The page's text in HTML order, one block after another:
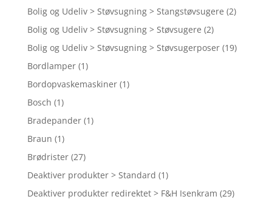
Bolig og Udeliv > Støvsugning > Stangstøvsugere (2)
Bolig og Udeliv > Støvsugning > Støvsugere (2)
Bolig og Udeliv > Støvsugning > Støvsugerposer (19)
Bordlamper (1)
Bordopvaskemaskiner (1)
Bosch (1)
Bradepander (1)
Braun (1)
Brødrister (27)
Deaktiver produkter > Standard (1)
Deaktiver produkter redirektet > F&H Isenkram (29)